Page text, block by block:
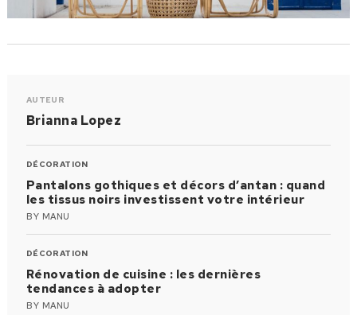
AUTEUR
Brianna Lopez
DÉCORATION
Pantalons gothiques et décors d’antan : quand
les tissus noirs investissent votre intérieur
BY MANU
DÉCORATION
Rénovation de cuisine : les dernières
tendances à adopter
BY MANU